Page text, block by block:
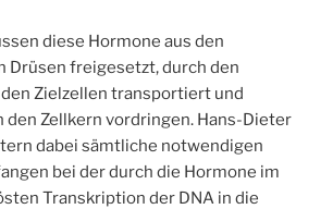
diese Hormone aus den
Drüsen freigesetzt, durch den
Zielzellen transportiert und
den Zellkern vordringen. Hans-Dieter
dabei sämtliche notwendigen
bei der durch die Hormone im
Transkription der DNA in die